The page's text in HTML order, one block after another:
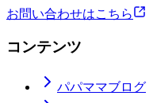
お問い合わせはこちら
コンテンツ
パパママブログ